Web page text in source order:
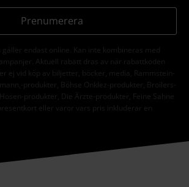
Prenumerera
gäller endast online. Kan inte kombineras med
Aktuell rabatt dras av när rabattkoden
ej vid köp av biljetter, böcker, media, Rammstein-
produkter, Böhse Onklez-produkter, Broilers-
produkter, Die Ärzte-produkter, Feine Sahne
eller varor vars pris inkluderar en